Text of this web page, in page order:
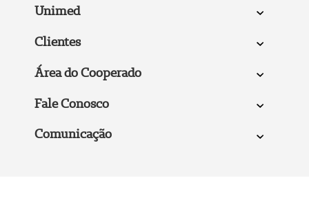
Unimed
Clientes
Área do Cooperado
Fale Conosco
Comunicação